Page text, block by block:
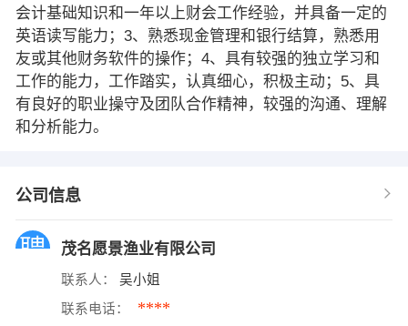
会计基础知识和一年以上财会工作经验，并具备一定的
英语读写能力；3、熟悉现金管理和银行结算，熟悉用
友或其他财务软件的操作；4、具有较强的独立学习和
工作的能力，工作踏实，认真细心，积极主动；5、具
有良好的职业操守及团队合作精神，较强的沟通、理解
和分析能力。
公司信息
茂名愿景渔业有限公司
联系人： 吴小姐
联系电话： ****